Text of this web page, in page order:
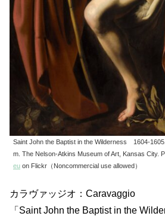
Saint John the Baptist in the Wilderness 1604-
m. The Nelson-Atkins Museum of Art, Kansas City.
eu on Flickr（Noncommercial use allowed）
カラヴァッジオ：Caravaggio
「Saint John the Baptist in the